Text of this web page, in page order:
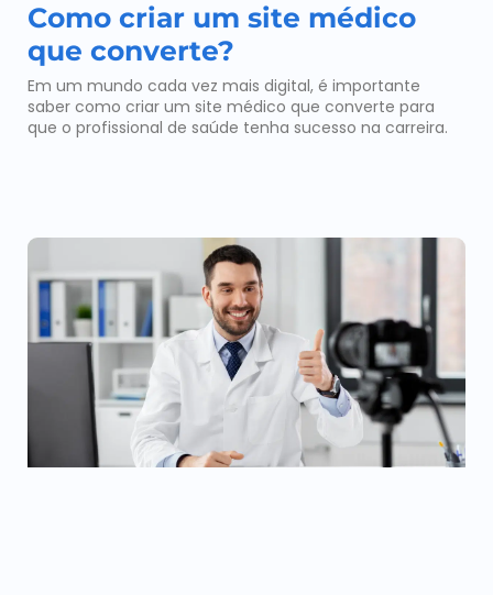
Como criar um site médico
que converte?
Em um mundo cada vez mais digital, é importante
saber como criar um site médico que converte para
que o profissional de saúde tenha sucesso na carreira.